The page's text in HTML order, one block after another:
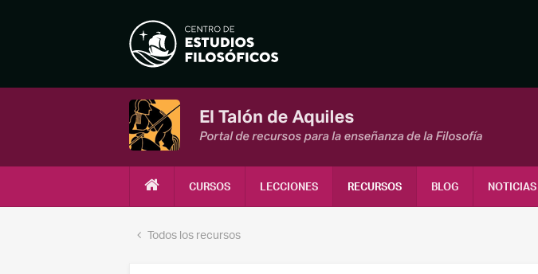
CURSOS LECCIONES RECURSOS BLOG NOTICIAS
Todos los recursos